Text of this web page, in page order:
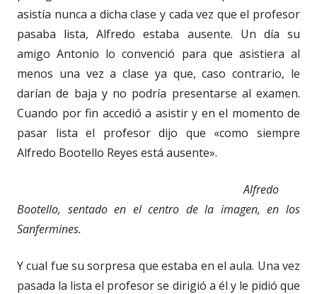
asistía nunca a dicha clase y cada vez que el profesor
pasaba lista, Alfredo estaba ausente. Un día su
amigo Antonio lo convenció para que asistiera al
menos una vez a clase ya que, caso contrario, le
darían de baja y no podría presentarse al examen.
Cuando por fin accedió a asistir y en el momento de
pasar lista el profesor dijo que «como siempre
Alfredo Bootello Reyes está ausente».
Alfredo
Bootello, sentado en el centro de la imagen, en los
Sanfermines.
Y cual fue su sorpresa que estaba en el aula. Una vez
pasada la lista el profesor se dirigió a él y le pidió que